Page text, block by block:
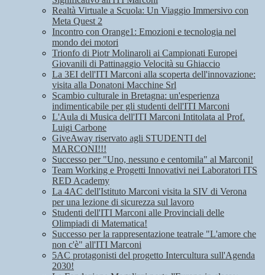
Realtà Virtuale a Scuola: Un Viaggio Immersivo con
Meta Quest 2
Incontro con Orange1: Emozioni e tecnologia nel
mondo dei motori
Trionfo di Piotr Molinaroli ai Campionati Europei
Giovanili di Pattinaggio Velocità su Ghiaccio
La 3EI dell'ITI Marconi alla scoperta dell'innovazione:
visita alla Donatoni Macchine Srl
Scambio culturale in Bretagna: un'esperienza
indimenticabile per gli studenti dell'ITI Marconi
L'Aula di Musica dell'ITI Marconi Intitolata al Prof.
Luigi Carbone
GiveAway riservato agli STUDENTI del
MARCONI!!!
Successo per "Uno, nessuno e centomila" al Marconi!
Team Working e Progetti Innovativi nei Laboratori ITS
RED Academy
La 4AC dell'Istituto Marconi visita la SIV di Verona
per una lezione di sicurezza sul lavoro
Studenti dell'ITI Marconi alle Provinciali delle
Olimpiadi di Matematica!
Successo per la rappresentazione teatrale "L'amore che
non c'è" all'ITI Marconi
5AC protagonisti del progetto Intercultura sull'Agenda
2030!